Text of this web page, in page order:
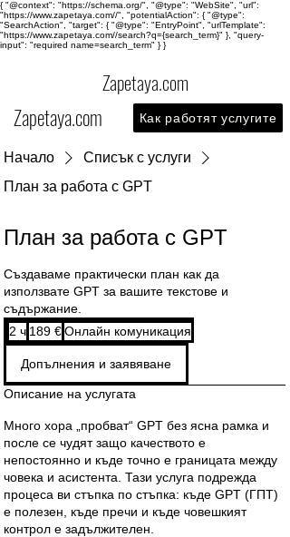
{ "@context": "https://schema.org/", "@type": "WebSite", "url":
"https://www.zapetaya.com//", "potentialAction": { "@type":
"SearchAction", "target": { "@type": "EntryPoint", "urlTemplate":
"https://www.zapetaya.com//search?q={search_term}" }, "query-
input": "required name=search_term" } }
Zapetaya.com
Zapetaya.com Как работят услугите
Начало
Списък с услуги
План за работа с GPT
План за работа с GPT
Създаваме практически план как да
използвате GPT за вашите текстове и
съдържание.
2 ч 2
ч
189
евро
189 €Онлайн комуникация
Допълнения и заявяване
Описание на услугата
Много хора „пробват“ GPT без ясна рамка и
после се чудят защо качеството е
непостоянно и къде точно е границата между
човека и асистента. Тази услуга подрежда
процеса ви стъпка по стъпка: къде GPT (ГПТ)
е полезен, къде пречи и къде човешкият
контрол е задължителен.